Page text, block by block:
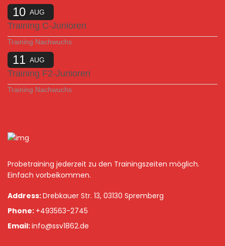
10 AUG
Training C-Junioren
Training Nachwuchs
11 AUG
Training F2-Junioren
Training Nachwuchs
Probetraining jederzeit zu den Trainingszeiten möglich.
Einfach vorbeikommen.
Address:Drebkauer Str. 13, 03130 Spremberg
Phone: +493563-2745
Email:info@ssv1862.de